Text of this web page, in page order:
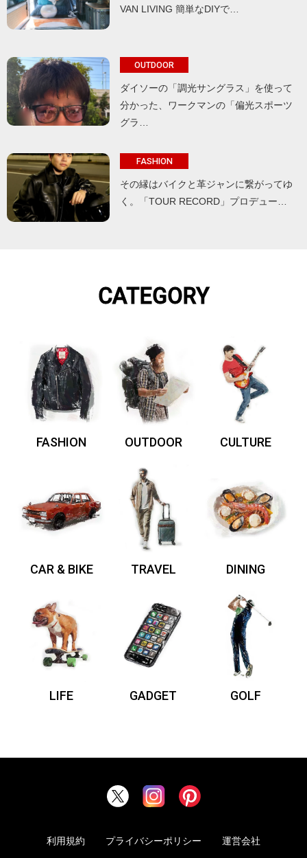
VAN LIVING 簡単なDIYで…
OUTDOOR
ダイソーの「調光サングラス」を使って
分かった、ワークマンの「偏光スポーツ
グラ…
FASHION
その縁はバイクと革ジャンに繋がってゆ
く。「TOUR RECORD」プロデュー…
CATEGORY
FASHION OUTDOOR CULTURE
CAR & BIKE TRAVEL DINING
LIFE GADGET GOLF
利用規約 プライバシーポリシー 運営会社